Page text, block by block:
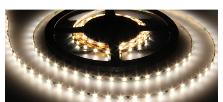
je
0,0
z
5
hvězdiček.